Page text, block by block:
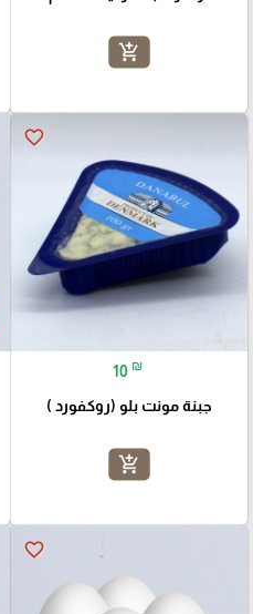
add_shopping_cart
favorite_border
10 ₪
جبنة مونت بلو (روكفورد )
add_shopping_cart
favorite_border